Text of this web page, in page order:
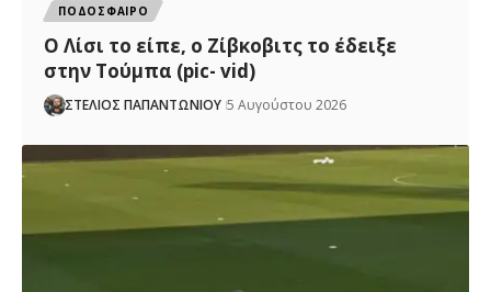
ΠΟΔΟΣΦΑΙΡΟ
Ο Λίσι το είπε, ο Ζίβκοβιτς το έδειξε
στην Τούμπα (pic- vid)
ΣΤΕΛΙΟΣ ΠΑΠΑΝΤΩΝΙΟΥ 5 Αυγούστου 2026